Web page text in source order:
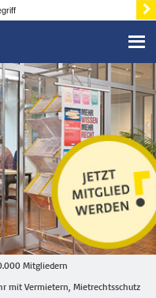
Mitgliedern
mit Vermietern, Mietrechtsschutz